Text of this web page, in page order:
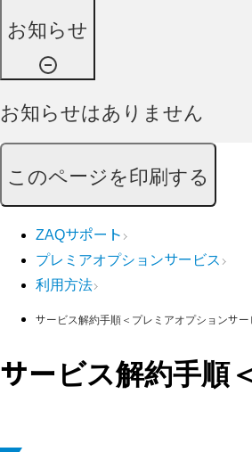
お知らせ
お知らせはありません
このページを印刷する
ZAQサポート
プレミアオプションサービス
利用方法
サービス解約手順＜プレミアオプションサー
サービス解約手順